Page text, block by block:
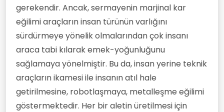
gerekendir. Ancak, sermayenin marjinal kar
eğilimi araçların insan türünün varlığını
sürdürmeye yönelik olmalarından çok insanı
araca tabi kılarak emek-yoğunluğunu
sağlamaya yönelmiştir. Bu da, insan yerine teknik
araçların ikamesi ile insanın atıl hale
getirilmesine, robotlaşmaya, metalleşme eğilimi
göstermektedir. Her bir aletin üretilmesi için